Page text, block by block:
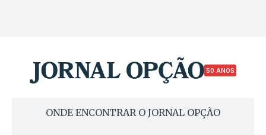
50 ANOS
ONDE ENCONTRAR O JORNAL OPÇÃO